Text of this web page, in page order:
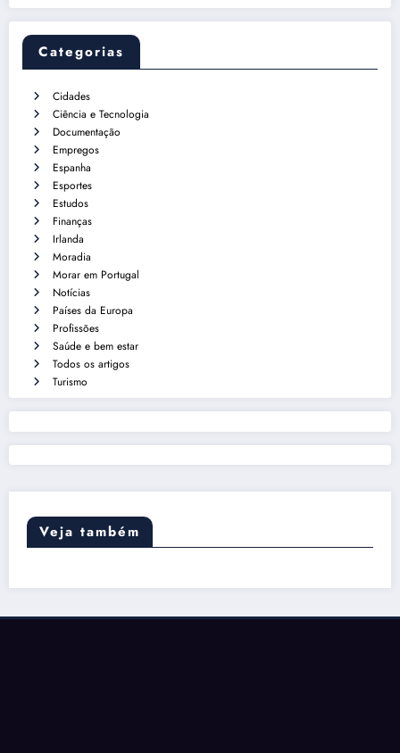
Categorias
Cidades
Ciência e Tecnologia
Documentação
Empregos
Espanha
Esportes
Estudos
Finanças
Irlanda
Moradia
Morar em Portugal
Notícias
Países da Europa
Profissões
Saúde e bem estar
Todos os artigos
Turismo
Veja também